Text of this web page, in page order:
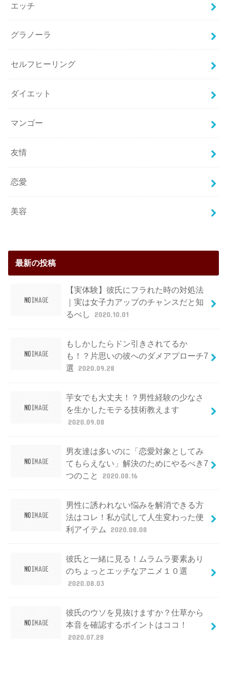
エッチ
グラノーラ
セルフヒーリング
ダイエット
マンゴー
友情
恋愛
美容
最新の投稿
【実体験】彼氏にフラれた時の対処法
｜実は女子力アップのチャンスだと知
るべし
2020.10.01
もしかしたらドン引きされてるか
も！？片思いの彼へのダメアプローチ7
選 2020.09.28
芋女でも大丈夫！？男性経験の少なさ
を生かしたモテる技術教えます
2020.09.08
男友達は多いのに「恋愛対象としてみ
てもらえない」解決のためにやるべき7
つのこと
2020.08.16
男性に誘われない悩みを解消できる方
法はコレ！私が試して人生変わった便
利アイテム
2020.08.08
彼氏と一緒に見る！ムラムラ要素あり
のちょっとエッチなアニメ１０選
2020.08.03
彼氏のウソを見抜けますか？仕草から
本音を確認するポイントはココ！
2020.07.28